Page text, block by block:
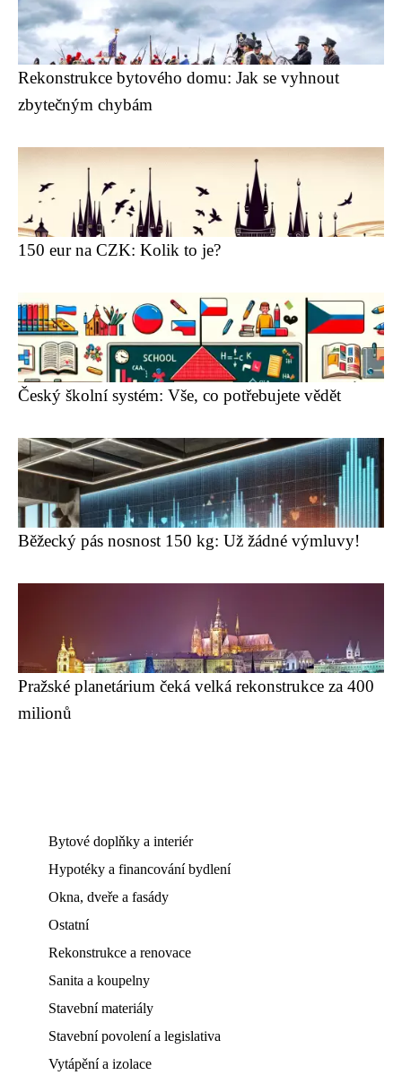
Rekonstrukce bytového domu: Jak se vyhnout
zbytečným chybám
150 eur na CZK: Kolik to je?
Český školní systém: Vše, co potřebujete vědět
Běžecký pás nosnost 150 kg: Už žádné výmluvy!
Pražské planetárium čeká velká rekonstrukce za 400
milionů
Bytové doplňky a interiér
Hypotéky a financování bydlení
Okna, dveře a fasády
Ostatní
Rekonstrukce a renovace
Sanita a koupelny
Stavební materiály
Stavební povolení a legislativa
Vytápění a izolace